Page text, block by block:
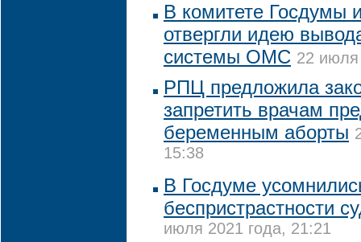
В комитете Госдумы
отвергли идею
системы ОМС 22 июля
РПЦ предложила
запретить врачам
беременным аборты
15:38
В Госдуме
беспристрастности
июля 2021 года, 21:21